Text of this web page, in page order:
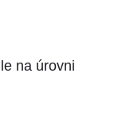
na úrovni